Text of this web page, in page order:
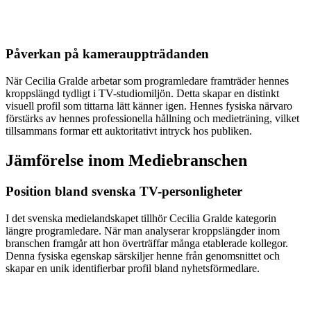
Påverkan på kamerauppträdanden
När Cecilia Gralde arbetar som programledare framträder hennes
kroppslängd tydligt i TV-studiomiljön. Detta skapar en distinkt
visuell profil som tittarna lätt känner igen. Hennes fysiska närvaro
förstärks av hennes professionella hållning och medieträning, vilket
tillsammans formar ett auktoritativt intryck hos publiken.
Jämförelse inom Mediebranschen
Position bland svenska TV-personligheter
I det svenska medielandskapet tillhör Cecilia Gralde kategorin
längre programledare. När man analyserar kroppslängder inom
branschen framgår att hon överträffar många etablerade kollegor.
Denna fysiska egenskap särskiljer henne från genomsnittet och
skapar en unik identifierbar profil bland nyhetsförmedlare.